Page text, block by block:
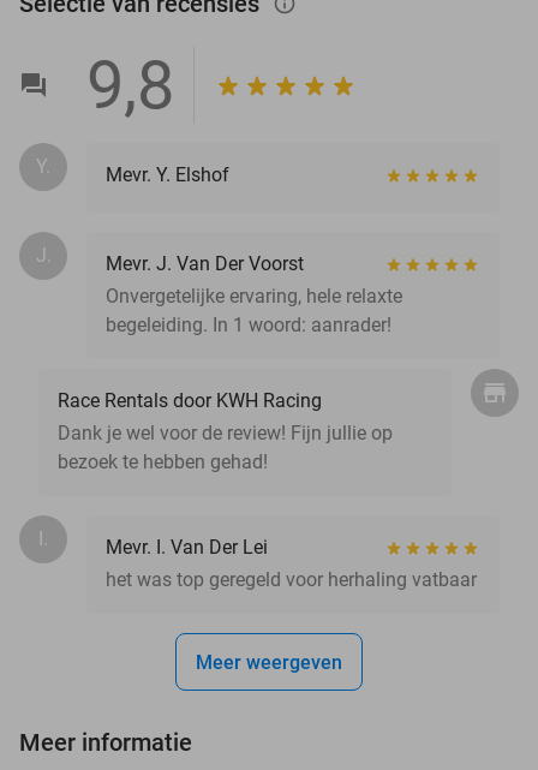
9,8
Y. Mevr. Y. Elshof
J.
Mevr. J. Van Der Voorst
Onvergetelijke ervaring, hele relaxte
begeleiding. In 1 woord: aanrader!
Race Rentals door KWH Racing
Dank je wel voor de review! Fijn jullie op
bezoek te hebben gehad!
I.
Mevr. I. Van Der Lei
het was top geregeld voor herhaling vatbaar
Meer weergeven
Meer informatie